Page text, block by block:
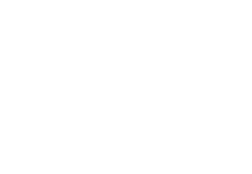
afecta el debate democrático y la libertad de
de la UNESCO con la participación de Aleida
Luis Jaime Cisneros, periodista y miembro
esta conferencia, Aleida Calleja presentó el libro
a la información y la libertad de expresión en
la concentración indebida de medios, tanto
la conformación de la agenda informativa
y limitar la circulación de contenidos